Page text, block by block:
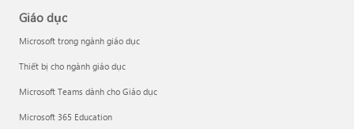
Giáo dục
Microsoft trong ngành giáo dục
Thiết bị cho ngành giáo dục
Microsoft Teams dành cho Giáo dục
Microsoft 365 Education